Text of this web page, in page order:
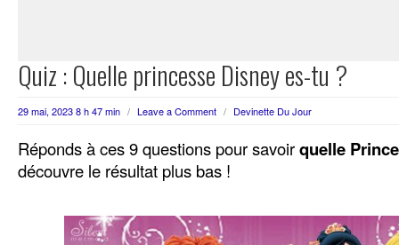
Quiz : Quelle princesse Disney es-tu ?
29 mai, 2023 8 h 47 min / Leave a Comment / Devinette Du Jour
Réponds à ces 9 questions pour savoirquelle
découvre le résultat plus bas !